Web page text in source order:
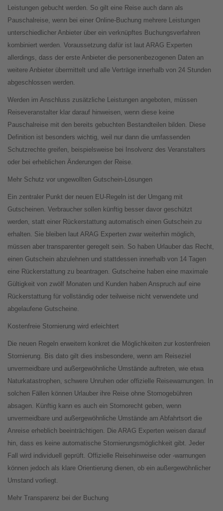
Leistungen gebucht werden. So gilt eine Reise auch dann als
Pauschalreise, wenn bei einer Online-Buchung mehrere Leistungen
unterschiedlicher Anbieter über ein verknüpftes Buchungsverfahren
kombiniert werden. Voraussetzung dafür ist laut ARAG Experten
allerdings, dass der erste Anbieter die personenbezogenen Daten an
weitere Anbieter übermittelt und alle Verträge innerhalb von 24 Stunden
abgeschlossen werden.
Werden im Anschluss zusätzliche Leistungen angeboten, müssen
Reiseveranstalter klar darauf hinweisen, wenn diese keine
Pauschalreise mit den bereits gebuchten Bestandteilen bilden. Diese
Definition ist besonders wichtig, weil nur dann die umfassenden
Schutzrechte greifen, beispielsweise bei Insolvenz des Veranstalters
oder bei erheblichen Änderungen der Reise.
Mehr Schutz vor ungewollten Gutschein-Lösungen
Ein zentraler Punkt der neuen EU-Regeln ist der Umgang mit
Gutscheinen. Verbraucher sollen künftig besser davor geschützt
werden, statt einer Rückerstattung automatisch einen Gutschein zu
erhalten. Sie bleiben laut ARAG Experten zwar weiterhin möglich,
müssen aber transparenter geregelt sein. So haben Urlauber das Recht,
einen Gutschein abzulehnen und stattdessen innerhalb von 14 Tagen
eine Rückerstattung zu beantragen. Gutscheine haben eine maximale
Gültigkeit von zwölf Monaten und Kunden haben Anspruch auf eine
Rückerstattung für vollständig oder teilweise nicht verwendete und
abgelaufene Gutscheine.
Kostenfreie Stornierung wird erleichtert
Die neuen Regeln erweitern konkret die Möglichkeiten zur kostenfreien
Stornierung. Bis dato gilt dies insbesondere, wenn am Reiseziel
unvermeidbare und außergewöhnliche Umstände auftreten, wie etwa
Naturkatastrophen, schwere Unruhen oder offizielle Reisewarnungen. In
solchen Fällen können Urlauber ihre Reise ohne Stornogebühren
absagen. Künftig kann es auch ein Stornorecht geben, wenn
unvermeidbare und außergewöhnliche Umstände am Abfahrtsort die
Anreise erheblich beeinträchtigen. Die ARAG Experten weisen darauf
hin, dass es keine automatische Stornierungsmöglichkeit gibt. Jeder
Fall wird individuell geprüft. Offizielle Reisehinweise oder -warnungen
können jedoch als klare Orientierung dienen, ob ein außergewöhnlicher
Umstand vorliegt.
Mehr Transparenz bei der Buchung